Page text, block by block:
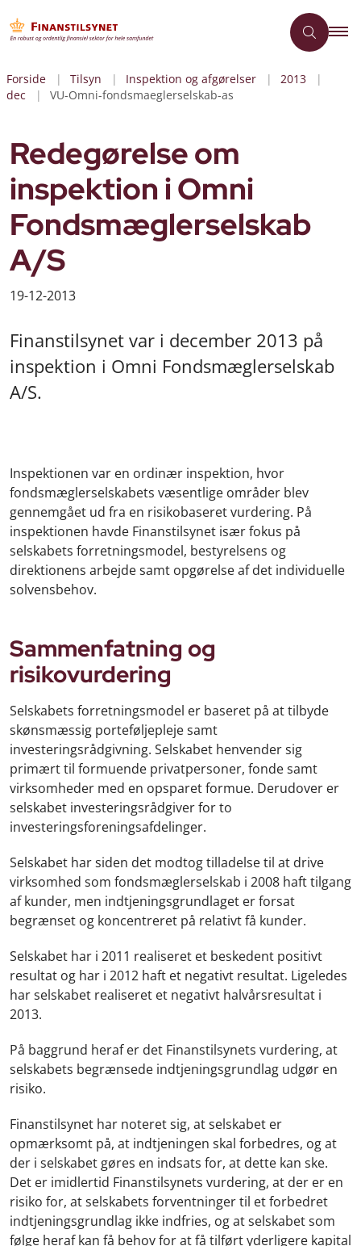
Forside Tilsyn Inspektion og afgørelser
2013
dec
VU-Omni-fondsmaeglerselskab-as
Redegørelse om
inspektion i Omni
Fondsmæglerselskab
A/S
19-12-2013
Finanstilsynet var i december 2013 på
inspektion i Omni Fondsmæglerselskab
A/S.
Inspektionen var en ordinær inspektion, hvor
fondsmæglerselskabets væsentlige områder blev
gennemgået ud fra en risikobaseret vurdering. På
inspektionen havde Finanstilsynet især fokus på
selskabets forretningsmodel, bestyrelsens og
direktionens arbejde samt opgørelse af det individuelle
solvensbehov.
Sammenfatning og
risikovurdering
Selskabets forretningsmodel er baseret på at tilbyde
skønsmæssig porteføljepleje samt
investeringsrådgivning. Selskabet henvender sig
primært til formuende privatpersoner, fonde samt
virksomheder med en opsparet formue. Derudover er
selskabet investeringsrådgiver for to
investeringsforeningsafdelinger.
Selskabet har siden det modtog tilladelse til at drive
virksomhed som fondsmæglerselskab i 2008 haft tilgang
af kunder, men indtjeningsgrundlaget er forsat
begrænset og koncentreret på relativt få kunder.
Selskabet har i 2011 realiseret et beskedent positivt
resultat og har i 2012 haft et negativt resultat. Ligeledes
har selskabet realiseret et negativt halvårsresultat i
2013.
På baggrund heraf er det Finanstilsynets vurdering, at
selskabets begrænsede indtjeningsgrundlag udgør en
risiko.
Finanstilsynet har noteret sig, at selskabet er
opmærksomt på, at indtjeningen skal forbedres, og at
der i selskabet gøres en indsats for, at dette kan ske.
Det er imidlertid Finanstilsynets vurdering, at der er en
risiko for, at selskabets forventninger til et forbedret
indtjeningsgrundlag ikke indfries, og at selskabet som
følge heraf kan få behov for at få tilført yderligere kapital